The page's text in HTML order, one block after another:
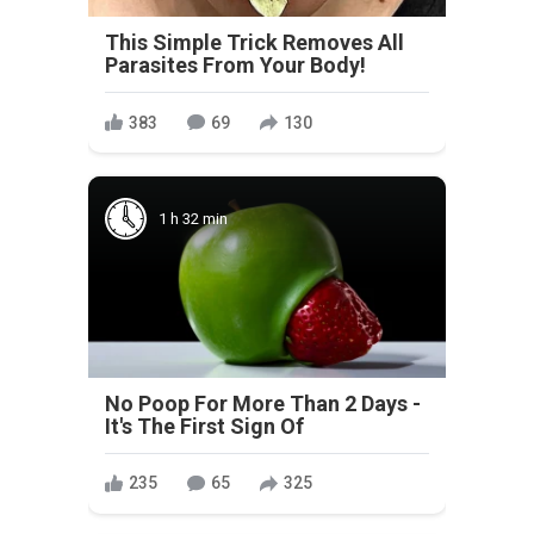
This Simple Trick Removes All
Parasites From Your Body!
383 69 130
1 h 32 min
No Poop For More Than 2 Days -
It's The First Sign Of
235 65 325